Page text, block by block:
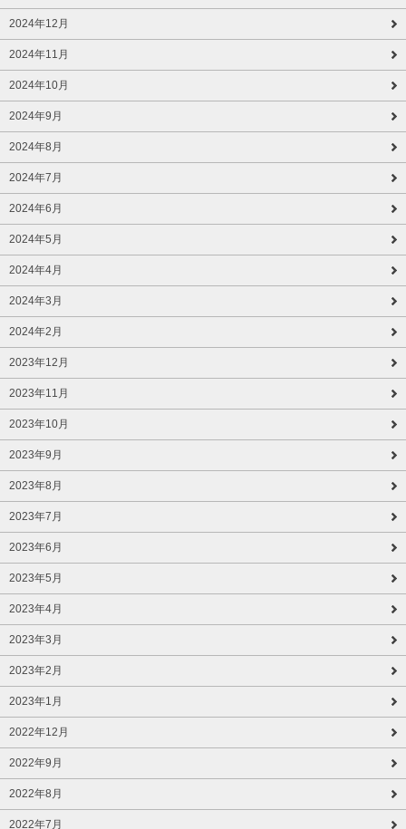
2024年12月
2024年11月
2024年10月
2024年9月
2024年8月
2024年7月
2024年6月
2024年5月
2024年4月
2024年3月
2024年2月
2023年12月
2023年11月
2023年10月
2023年9月
2023年8月
2023年7月
2023年6月
2023年5月
2023年4月
2023年3月
2023年2月
2023年1月
2022年12月
2022年9月
2022年8月
2022年7月